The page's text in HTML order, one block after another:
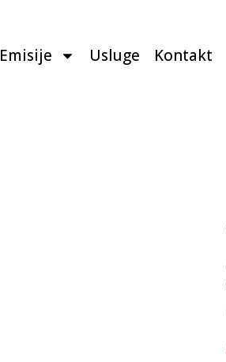
Emisije Usluge Kontakt